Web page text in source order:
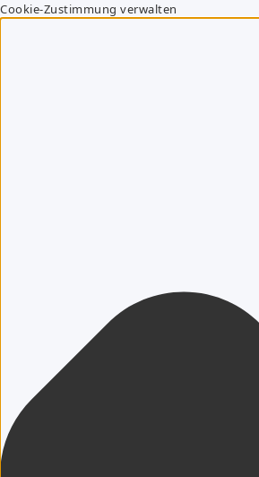
Cookie-Zustimmung verwalten